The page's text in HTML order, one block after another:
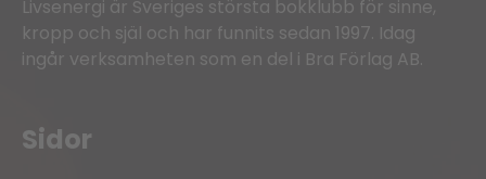
Livsenergi är Sveriges största bokklubb för sinne,
kropp och själ och har funnits sedan 1997. Idag
ingår verksamheten som en del i Bra Förlag AB.
Sidor